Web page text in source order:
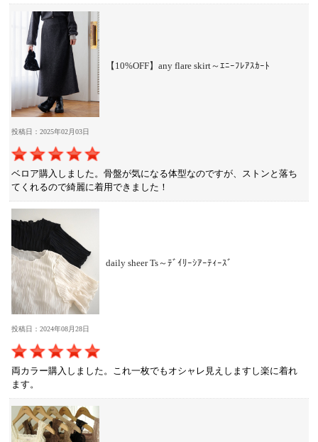
【10%OFF】any flare skirt～ｴﾆｰﾌﾚｱｽｶｰﾄ
投稿日：2025年02月03日
ベロア購入しました。骨盤が気になる体型なのですが、ストンと落ち
てくれるので綺麗に着用できました！
daily sheer Ts～ﾃﾞｲﾘｰｼｱｰﾃｨｰｽﾞ
投稿日：2024年08月28日
両カラー購入しました。これ一枚でもオシャレ見えしますし楽に着れ
ます。